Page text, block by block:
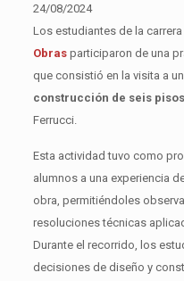
24/08/2024
Los estudiantes de la carrera
Obrasparticiparon de una
que consistió en la visita a un
construcción de seis pisos
Ferrucci.
Esta actividad tuvo como
alumnos a una experiencia
obra, permitiéndoles
resoluciones técnicas
Durante el recorrido, los
decisiones de diseño y